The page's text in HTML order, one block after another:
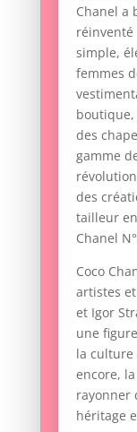
Chanel a
réinventé
simple,
femmes
boutique,
des
gamme
des
tailleur
Chanel
Coco
artistes
et Igor
une
la culture
encore,
rayonner
héritage